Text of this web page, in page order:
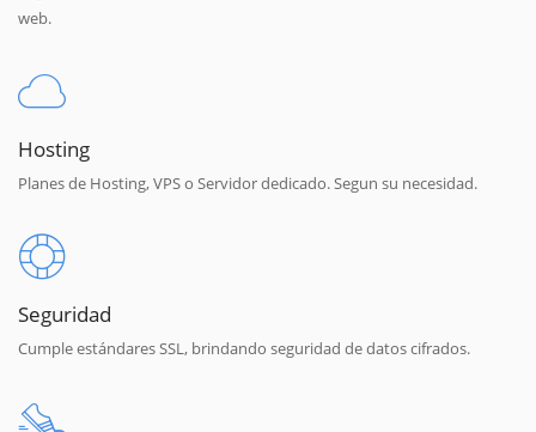
web.
Hosting
Planes de Hosting, VPS o Servidor dedicado. Segun su necesidad.
Seguridad
Cumple estándares SSL, brindando seguridad de datos cifrados.